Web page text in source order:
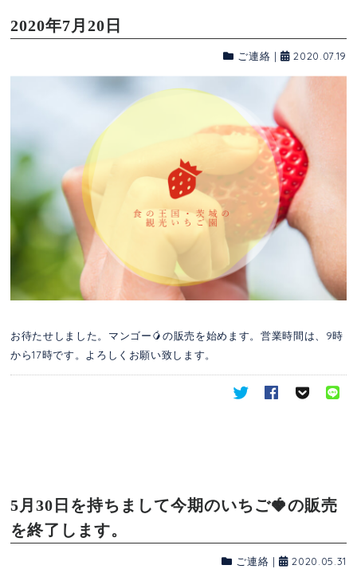
2020年7月20日
ご連絡 | 2020.07.19
お待たせしました。マンゴー🥭の販売を始めます。営業時間は、9時
から17時です。よろしくお願い致します。
5月30日を持ちまして今期のいちご🍓の販売
を終了します。
ご連絡 | 2020.05.31